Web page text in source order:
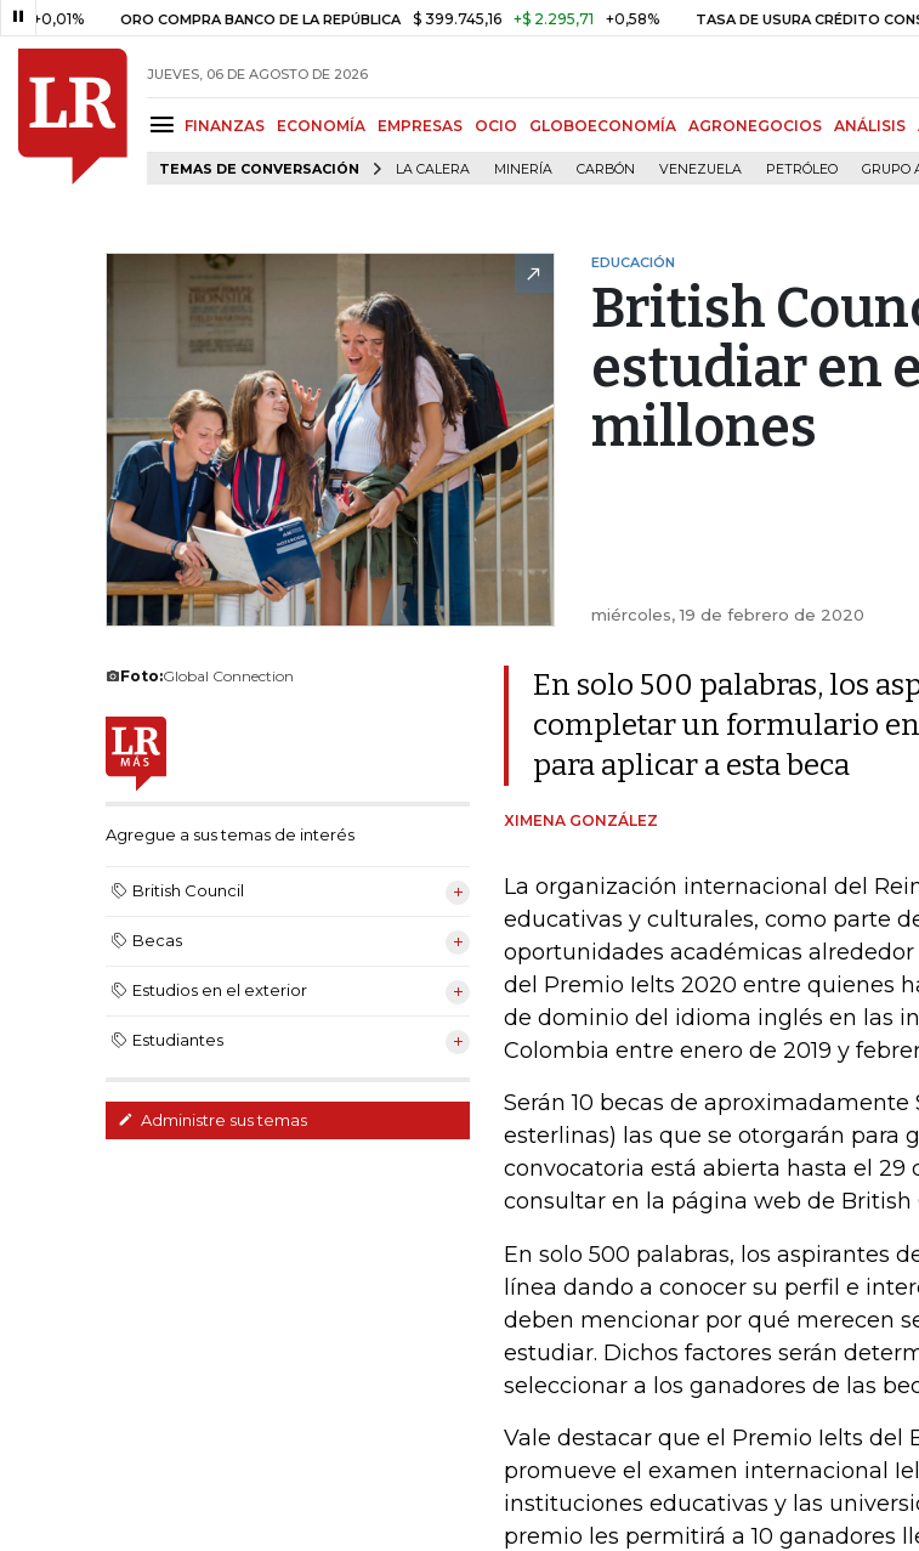
ORO COMPRA BANCO DE LA REPÚBLICA $ 399.745,16 +$ 2.295,71 +0,58% TASA DE USURA CRÉDITO CONSUMO
JUEVES, 06 DE AGOSTO DE 2026
FINANZAS ECONOMÍA EMPRESAS OCIO GLOBOECONOMÍA AGRONEGOCIOS ANÁLISIS
TEMAS DE CONVERSACIÓN LA CALERA MINERÍA CARBÓN VENEZUELA PETRÓLEO GRUPO
EDUCACIÓN
British
estudiar en
millones
miércoles, 19 de febrero de 2020
Foto:Global Connection
Agregue a sus temas de interés
British Council
Becas
Estudios en el exterior
Estudiantes
Administre sus temas
En solo 500 palabras, los
completar un formulario
para aplicar a esta beca
XIMENA GONZÁLEZ
La organización internacional del
educativas y culturales, como parte
oportunidades académicas
del Premio Ielts 2020 entre quienes
de dominio del idioma inglés en las
Colombia entre enero de 2019 y
Serán 10 becas de aproximadamente
esterlinas) las que se otorgarán para
convocatoria está abierta hasta el 29
consultar en la página web de British
En solo 500 palabras, los aspirantes
línea dando a conocer su perfil e
deben mencionar por qué merecen
estudiar. Dichos factores serán
seleccionar a los ganadores de las
Vale destacar que el Premio Ielts del
promueve el examen internacional
instituciones educativas y las
premio les permitirá a 10 ganadores